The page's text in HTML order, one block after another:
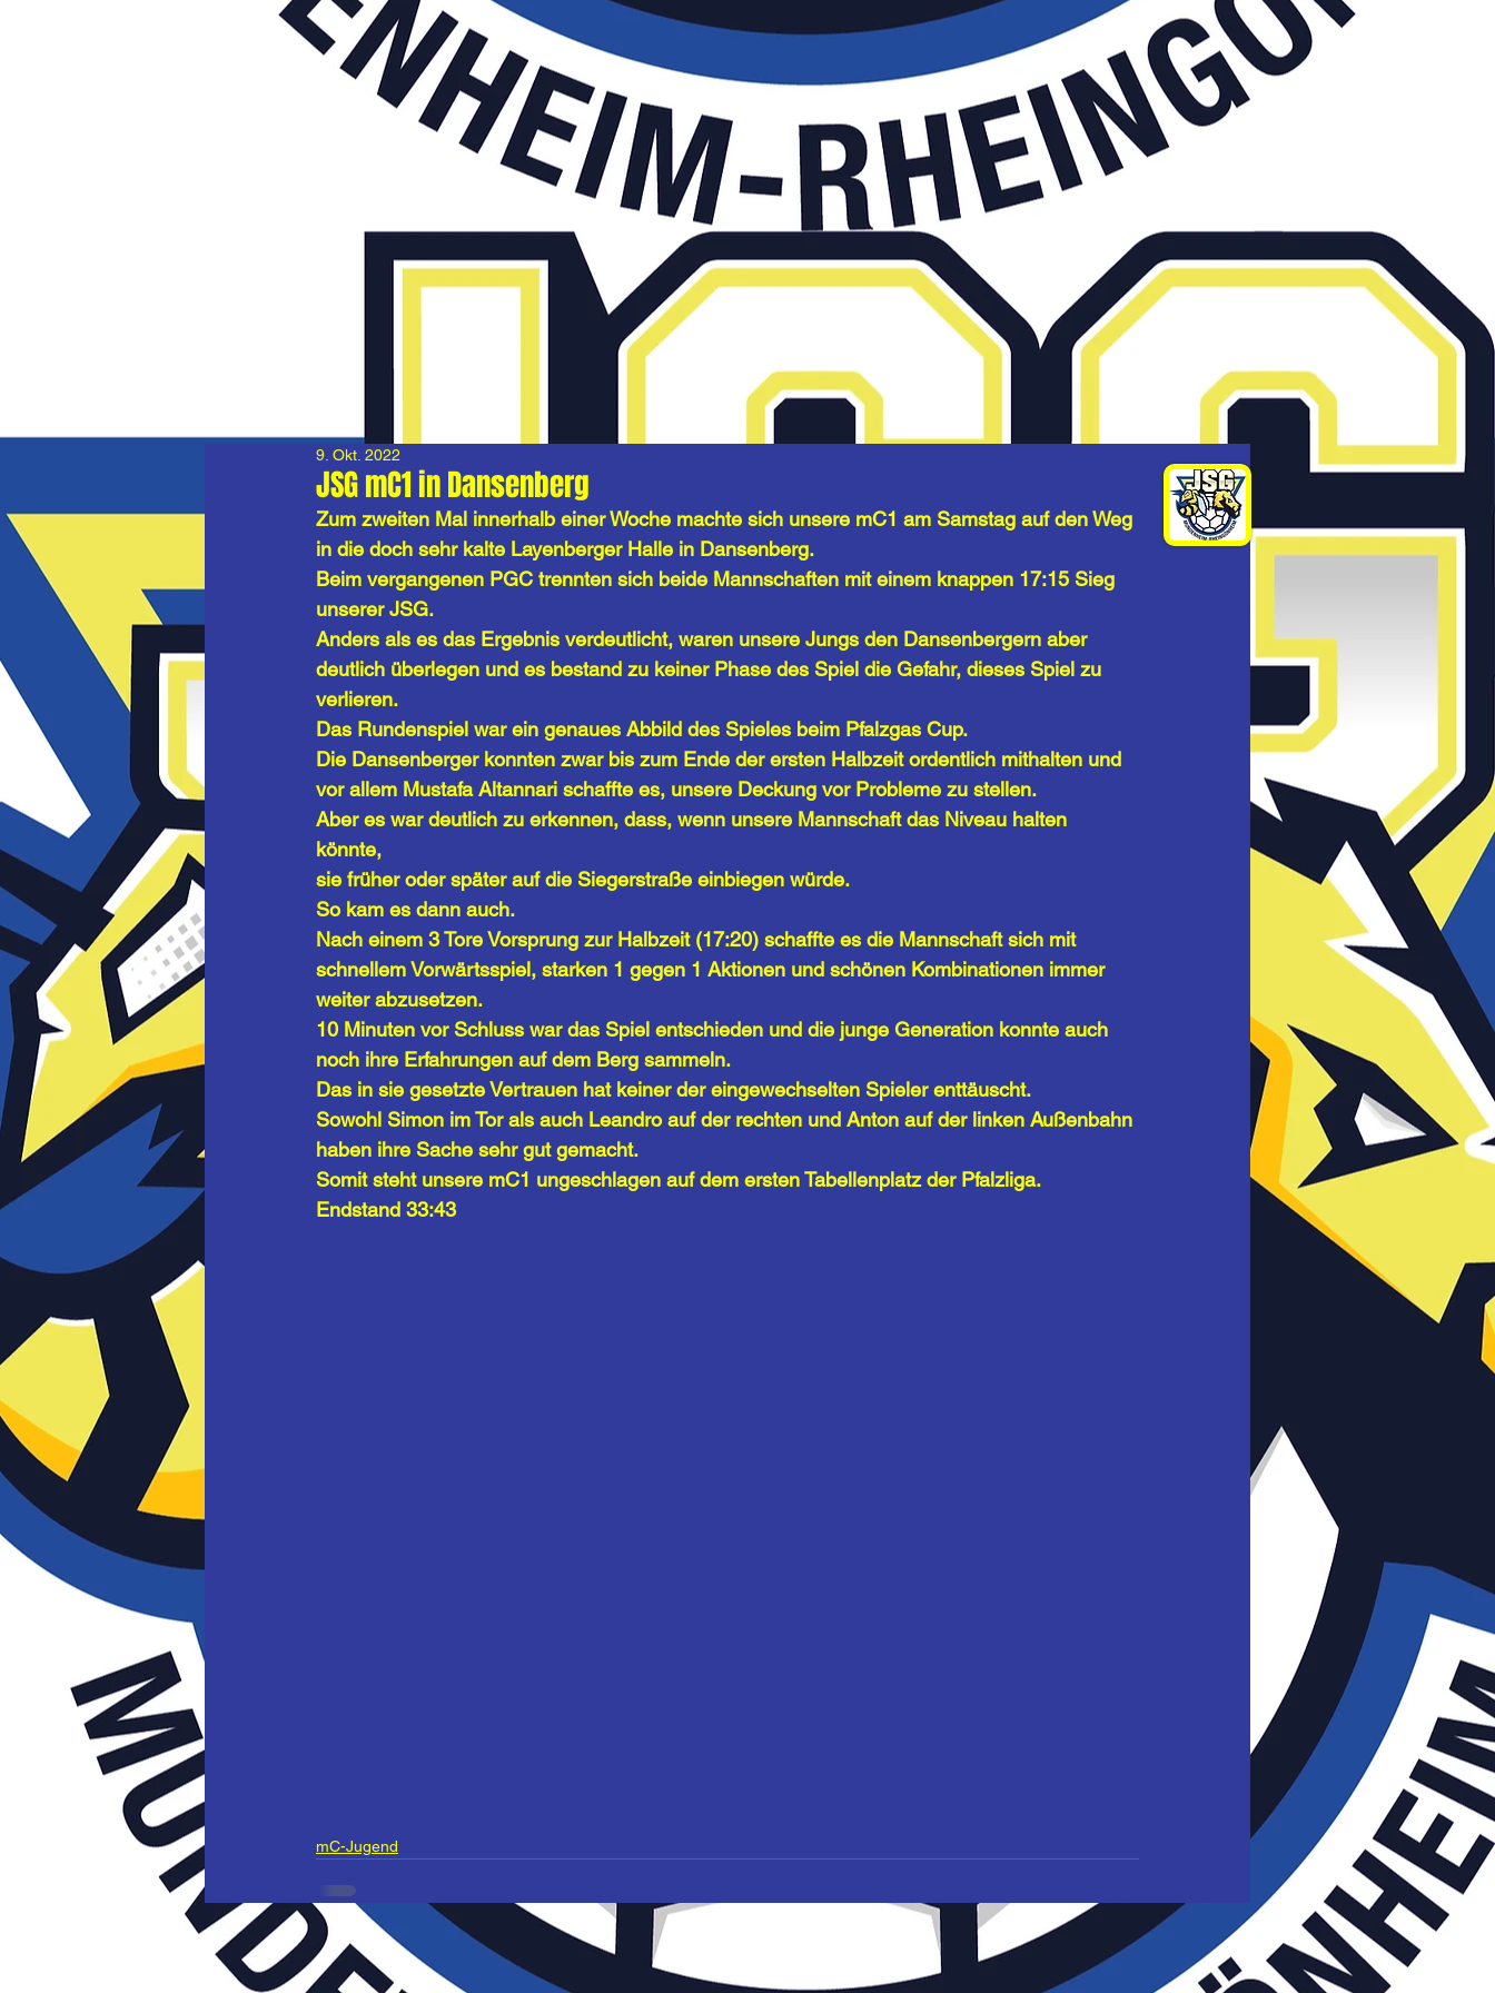
JSG mC1 in Dansenberg
9. Okt. 2022
Zum zweiten Mal innerhalb einer Woche machte sich unsere mC1 am Samstag auf den Weg
in die doch sehr kalte Layenberger Halle in Dansenberg.
Beim vergangenen PGC trennten sich beide Mannschaften mit einem knappen 17:15 Sieg
unserer JSG.
Anders als es das Ergebnis verdeutlicht, waren unsere Jungs den Dansenbergern aber
deutlich überlegen und es bestand zu keiner Phase des Spiel die Gefahr, dieses Spiel zu
verlieren.
Das Rundenspiel war ein genaues Abbild des Spieles beim Pfalzgas Cup.
Die Dansenberger konnten zwar bis zum Ende der ersten Halbzeit ordentlich mithalten und
vor allem Mustafa Altannari schaffte es, unsere Deckung vor Probleme zu stellen.
Aber es war deutlich zu erkennen, dass, wenn unsere Mannschaft das Niveau halten
könnte,
sie früher oder später auf die Siegerstraße einbiegen würde.
So kam es dann auch.
Nach einem 3 Tore Vorsprung zur Halbzeit (17:20) schaffte es die Mannschaft sich mit
schnellem Vorwärtsspiel, starken 1 gegen 1 Aktionen und schönen Kombinationen immer
weiter abzusetzen.
10 Minuten vor Schluss war das Spiel entschieden und die junge Generation konnte auch
noch ihre Erfahrungen auf dem Berg sammeln.
Das in sie gesetzte Vertrauen hat keiner der eingewechselten Spieler enttäuscht.
Sowohl Simon im Tor als auch Leandro auf der rechten und Anton auf der linken Außenbahn
haben ihre Sache sehr gut gemacht.
Somit steht unsere mC1 ungeschlagen auf dem ersten Tabellenplatz der Pfalzliga.
Endstand 33:43
mC-Jugend